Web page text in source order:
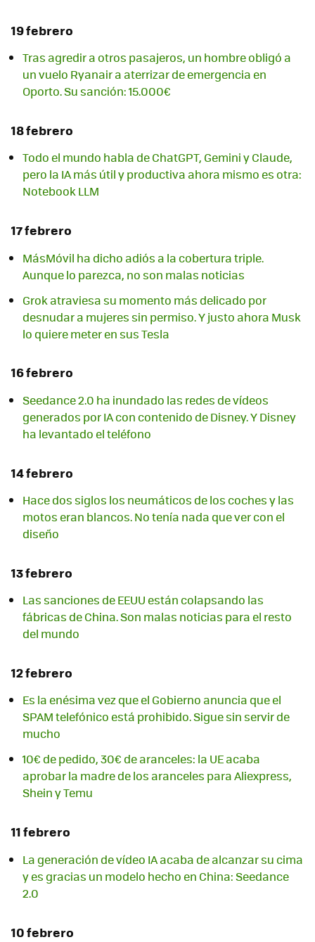
19 febrero
Tras agredir a otros pasajeros, un hombre obligó a
un vuelo Ryanair a aterrizar de emergencia en
Oporto. Su sanción: 15.000€
18 febrero
Todo el mundo habla de ChatGPT, Gemini y Claude,
pero la IA más útil y productiva ahora mismo es otra:
Notebook LLM
17 febrero
MásMóvil ha dicho adiós a la cobertura triple.
Aunque lo parezca, no son malas noticias
Grok atraviesa su momento más delicado por
desnudar a mujeres sin permiso. Y justo ahora Musk
lo quiere meter en sus Tesla
16 febrero
Seedance 2.0 ha inundado las redes de vídeos
generados por IA con contenido de Disney. Y Disney
ha levantado el teléfono
14 febrero
Hace dos siglos los neumáticos de los coches y las
motos eran blancos. No tenía nada que ver con el
diseño
13 febrero
Las sanciones de EEUU están colapsando las
fábricas de China. Son malas noticias para el resto
del mundo
12 febrero
Es la enésima vez que el Gobierno anuncia que el
SPAM telefónico está prohibido. Sigue sin servir de
mucho
10€ de pedido, 30€ de aranceles: la UE acaba
aprobar la madre de los aranceles para Aliexpress,
Shein y Temu
11 febrero
La generación de vídeo IA acaba de alcanzar su cima
y es gracias un modelo hecho en China: Seedance
2.0
10 febrero